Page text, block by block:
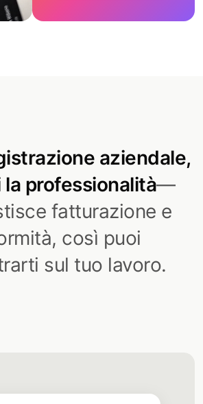
aziendale,
professionalità—
fatturazione e
così puoi
sul tuo lavoro.